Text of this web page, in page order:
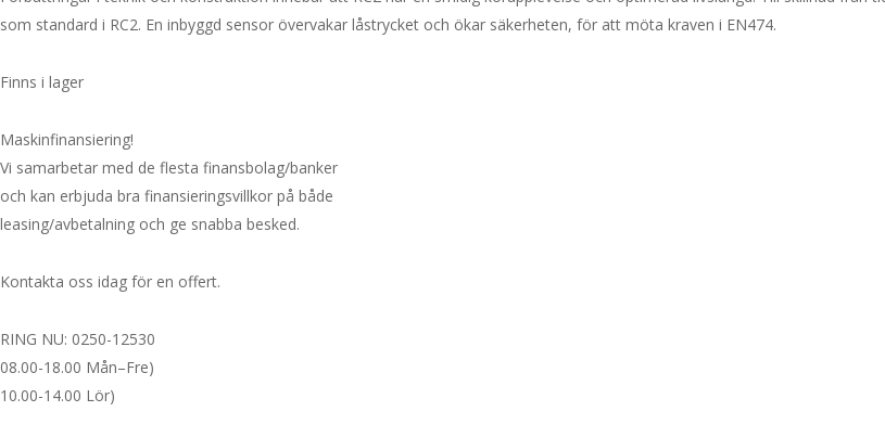
som standard i RC2. En inbyggd sensor övervakar låstrycket och ökar säkerheten, för att möta kraven i EN474.
Finns i lager
Maskinfinansiering!
Vi samarbetar med de flesta finansbolag/banker
och kan erbjuda bra finansieringsvillkor på både
leasing/avbetalning och ge snabba besked.
Kontakta oss idag för en offert.
RING NU: 0250-12530
08.00-18.00 Mån–Fre)
10.00-14.00 Lör)